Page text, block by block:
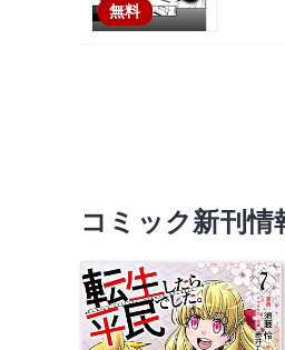
無料
コミック新刊情